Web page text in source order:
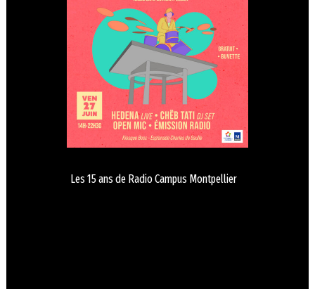
Les 15 ans de Radio Campus Montpellier